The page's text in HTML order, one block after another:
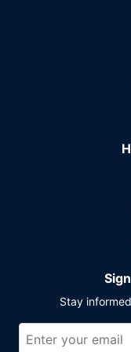
Stay